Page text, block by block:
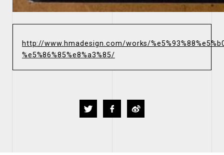
http://www.hmadesign.com/works/
%e5%86%85%e8%a3%85/
Twitter FacebookWeibo